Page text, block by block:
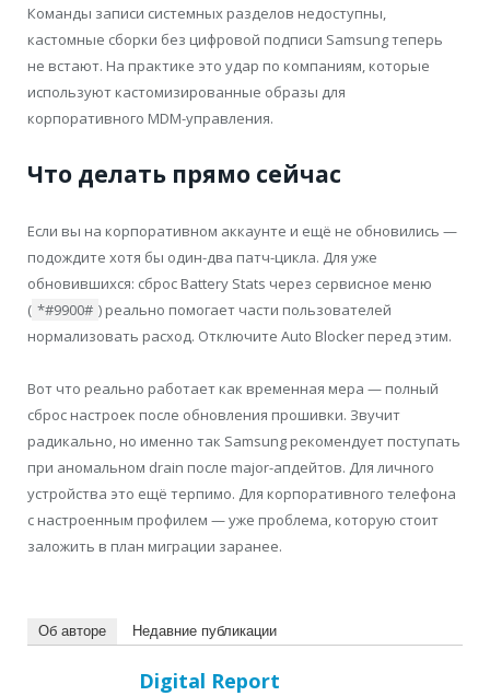
Команды записи системных разделов недоступны,
кастомные сборки без цифровой подписи Samsung теперь
не встают. На практике это удар по компаниям, которые
используют кастомизированные образы для
корпоративного MDM-управления.
Что делать прямо сейчас
Если вы на корпоративном аккаунте и ещё не обновились —
подождите хотя бы один-два патч-цикла. Для уже
обновившихся: сброс Battery Stats через сервисное меню
( *#9900# ) реально помогает части пользователей
нормализовать расход. Отключите Auto Blocker перед этим.
Вот что реально работает как временная мера — полный
сброс настроек после обновления прошивки. Звучит
радикально, но именно так Samsung рекомендует поступать
при аномальном drain после major-апдейтов. Для личного
устройства это ещё терпимо. Для корпоративного телефона
с настроенным профилем — уже проблема, которую стоит
заложить в план миграции заранее.
Об авторе Недавние публикации
Digital Report